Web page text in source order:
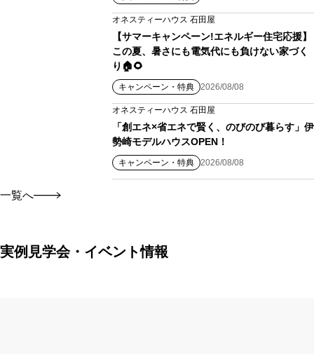
オネスティーハウス 石田屋
【サマーキャンペーン!エネルギー住宅応援】
この夏、暑さにも電気代にも負けない家づく
り🏠🌻
キャンペーン・特典 2026/08/08
オネスティーハウス 石田屋
「創エネ×省エネで賢く、のびのび暮らす」伊
勢崎モデルハウスOPEN！
キャンペーン・特典 2026/08/08
一覧へ
実例見学会・イベント情報